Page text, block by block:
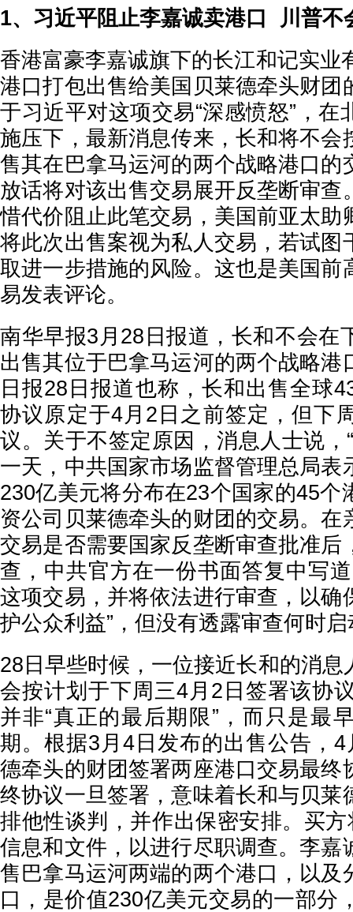
1、习近平阻止李嘉诚卖港口 川普不
香港富豪李嘉诚旗下的长江和记实业
港口打包出售给美国贝莱德牵头财团
于习近平对这项交易“深感愤怒”，在
施压下，最新消息传来，长和将不会
售其在巴拿马运河的两个战略港口的
放话将对该出售交易展开反垄断审查
惜代价阻止此笔交易，美国前亚太助
将此次出售案视为私人交易，若试图
取进一步措施的风险。这也是美国前
易发表评论。
南华早报3月28日报道，长和不会在
出售其位于巴拿马运河的两个战略港
日报28日报道也称，长和出售全球
协议原定于4月2日之前签定，但下
议。关于不签定原因，消息人士说，
一天，中共国家市场监督管理总局表
230亿美元将分布在23个国家的45个
资公司贝莱德牵头的财团的交易。在
交易是否需要国家反垄断审查批准后
查，中共官方在一份书面答复中写
这项交易，并将依法进行审查，以确
护公众利益”，但没有透露审查何时启
28日早些时候，一位接近长和的消息
会按计划于下周三4月2日签署该协
并非“真正的最后期限”，而只是最
期。根据3月4日发布的出售公告，
德牵头的财团签署两座港口交易最终
终协议一旦签署，意味着长和与贝莱
排他性谈判，并作出保密安排。买
信息和文件，以进行尽职调查。李嘉
售巴拿马运河两端的两个港口，以及
口，是价值230亿美元交易的一部分